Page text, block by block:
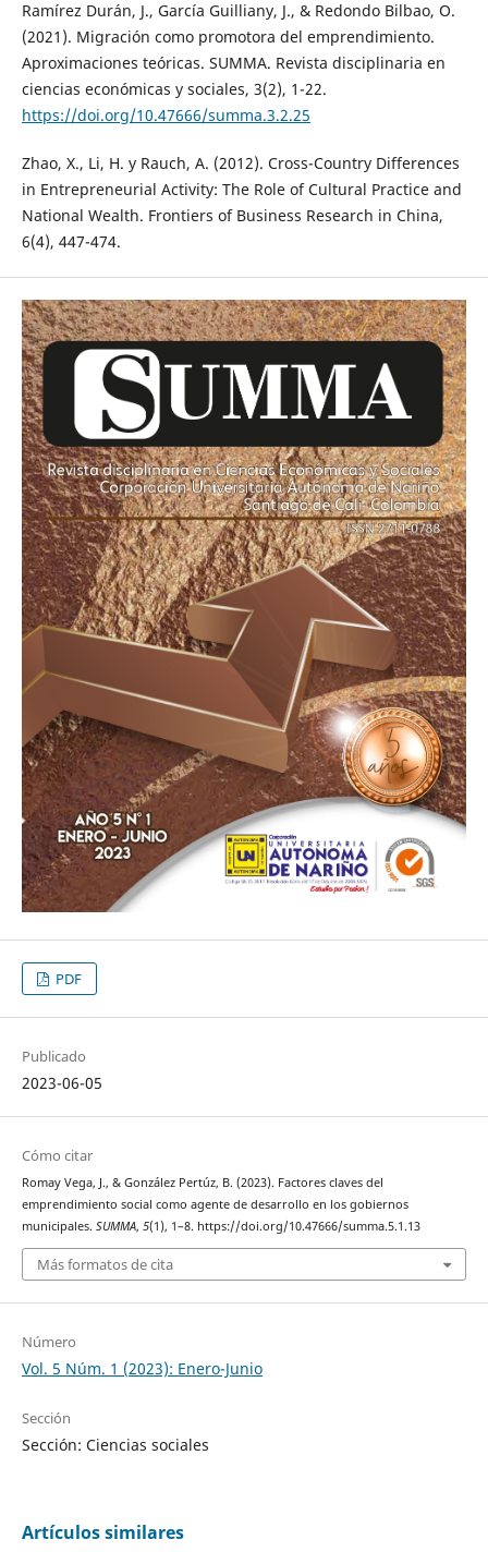
Ramírez Durán, J., García Guilliany, J., & Redondo Bilbao, O.
(2021). Migración como promotora del emprendimiento.
Aproximaciones teóricas. SUMMA. Revista disciplinaria en
ciencias económicas y sociales, 3(2), 1-22.
https://doi.org/10.47666/summa.3.2.25
Zhao, X., Li, H. y Rauch, A. (2012). Cross-Country Differences
in Entrepreneurial Activity: The Role of Cultural Practice and
National Wealth. Frontiers of Business Research in China,
6(4), 447-474.
PDF
Publicado
2023-06-05
Cómo citar
Romay Vega, J., & González Pertúz, B. (2023). Factores claves del
emprendimiento social como agente de desarrollo en los gobiernos
municipales. SUMMA, 5(1), 1–8. https://doi.org/10.47666/summa.5.1.13
Más formatos de cita
Número
Vol. 5 Núm. 1 (2023): Enero-Junio
Sección
Sección: Ciencias sociales
Artículos similares